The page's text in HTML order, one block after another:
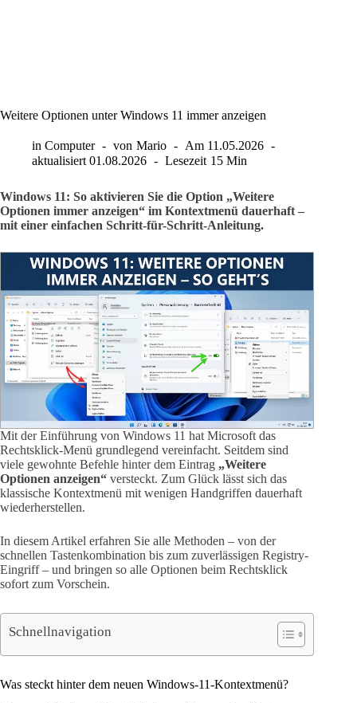
Weitere Optionen unter Windows 11 immer anzeigen
in Computer von Mario Am 11.05.2026
aktualisiert 01.08.2026 Lesezeit 15 Min
Windows 11: So aktivieren Sie die Option „Weitere
Optionen immer anzeigen“ im Kontextmenü dauerhaft –
mit einer einfachen Schritt-für-Schritt-Anleitung.
Mit der Einführung von Windows 11 hat Microsoft das
Rechtsklick-Menü grundlegend vereinfacht. Seitdem sind
viele gewohnte Befehle hinter dem Eintrag „Weitere
Optionen anzeigen“ versteckt. Zum Glück lässt sich das
klassische Kontextmenü mit wenigen Handgriffen dauerhaft
wiederherstellen.
In diesem Artikel erfahren Sie alle Methoden – von der
schnellen Tastenkombination bis zum zuverlässigen Registry-
Eingriff – und bringen so alle Optionen beim Rechtsklick
sofort zum Vorschein.
Schnellnavigation
Was steckt hinter dem neuen Windows-11-Kontextmenü?